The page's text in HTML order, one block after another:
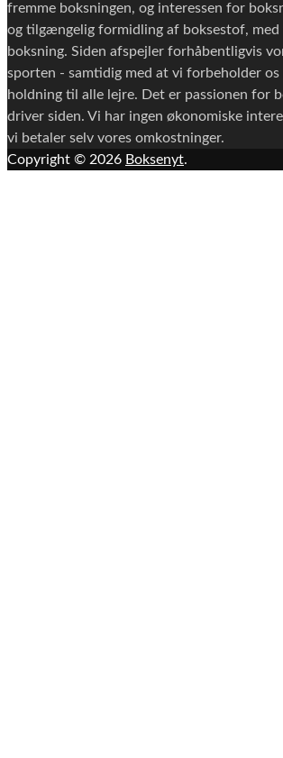
fremme boksningen, og interessen for
og tilgængelig formidling af boksestof,
boksning. Siden afspejler forhåbentligvis
sporten - samtidig med at vi forbeholder
holdning til alle lejre. Det er passionen for
driver siden. Vi har ingen økonomiske
vi betaler selv vores omkostninger.
Copyright © 2026 Boksenyt.